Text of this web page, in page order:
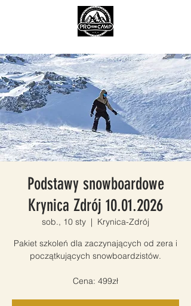
Podstawy snowboardowe
Krynica Zdrój 10.01.2026
sob., 10 sty
  |
Krynica-Zdrój
Pakiet szkoleń dla zaczynających od zera i
początkujących snowboardzistów.
Cena: 499zł